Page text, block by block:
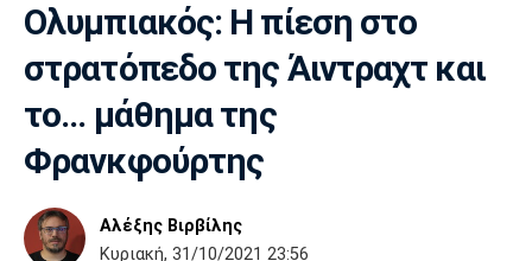
ΠΟΛΟ
AUTO-MOTO PLUS
Super League 1
Super League 2
Γ Εθνική
Μπάσκετ
Ελλάδα
Εθνική
Ολυμπιακοί Αγώνες
Βόλεϊ
Ολυμπιακός ΑΕΚ ΠΑΟΚ
Ολυμπιακός: Η πίεση στο
στρατόπεδο της Άιντραχτ και
το... μάθημα της
Φρανκφούρτης
Αλέξης Βιρβίλης
Κυριακή, 31/10/2021 23:56